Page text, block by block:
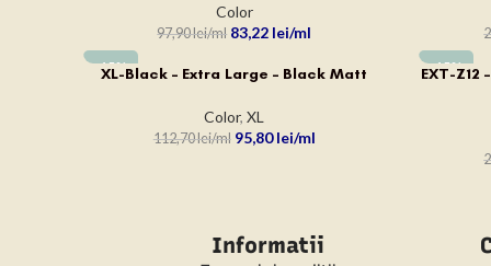
Color
97,90lei 83,22 lei
-15%
ADAUGĂ ÎN COȘ
XL-Black – Extra Large – Black Matt
Color,XL
112,70lei 95,80lei
-15%
ADAUGĂ
EXT-
Informatii